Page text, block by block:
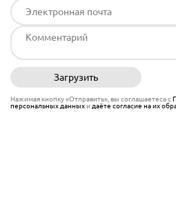
Загрузить
Нажимая кнопку «Отправить», вы соглашаетесь с
персональных данныхи даёте согласие на их